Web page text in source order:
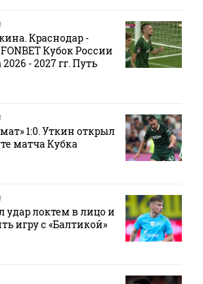
Краснодар -
Кубок России
- 2027 гг. Путь
1:0. Уткин открыл
матча Кубка
удар локтем в лицо и
игру с «Балтикой»